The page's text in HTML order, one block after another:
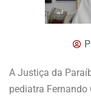
A Justiça da
pediatra